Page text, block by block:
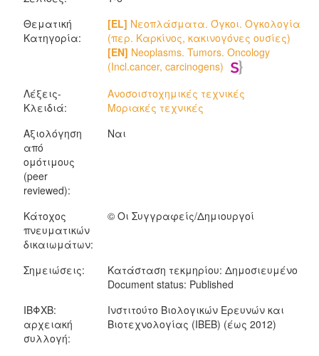
Θεματική
Κατηγορία:
[EL] Νεοπλάσματα. Όγκοι. Ογκολογία
(περ. Καρκίνος, κακινογόνες ουσίες)
[EN] Neoplasms. Tumors. Oncology
(Incl.cancer, carcinogens)
Λέξεις-
Κλειδιά:
Ανοσοιστοχημικές τεχνικές
Μοριακές τεχνικές
Αξιολόγηση
από
ομότιμους
(peer
reviewed):
Ναι
Κάτοχος
πνευματικών
δικαιωμάτων:
© Οι Συγγραφείς/Δημιουργοί
Σημειώσεις:
Κατάσταση τεκμηρίου: Δημοσιευμένο
Document status: Published
ΙΒΦΧΒ:
αρχειακή
συλλογή:
Ινστιτούτο Βιολογικών Ερευνών και
Βιοτεχνολογίας (ΙΒΕΒ) (έως 2012)